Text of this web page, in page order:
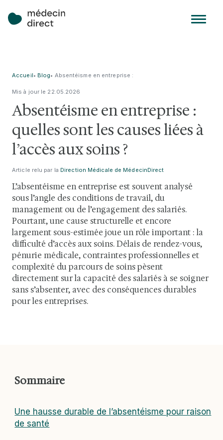
Accueil• Blog• Absentéisme en entreprise :
l’accès aux soins ?
Absentéisme en entreprise :
quelles sont les causes liées à
l’accès aux soins ?
Mis à jour le 22.05.2026
Article relu par la Direction Médicale de MédecinDirect
L’absentéisme en entreprise est souvent analysé
sous l’angle des conditions de travail, du
management ou de l’engagement des salariés.
Pourtant, une cause structurelle et encore
largement sous-estimée joue un rôle important : la
difficulté d’accès aux soins. Délais de rendez-vous,
pénurie médicale, contraintes professionnelles et
complexité du parcours de soins pèsent
directement sur la capacité des salariés à se soigner
sans s’absenter, avec des conséquences durables
pour les entreprises.
Sommaire
Une hausse durable de l’absentéisme pour raison
de santé